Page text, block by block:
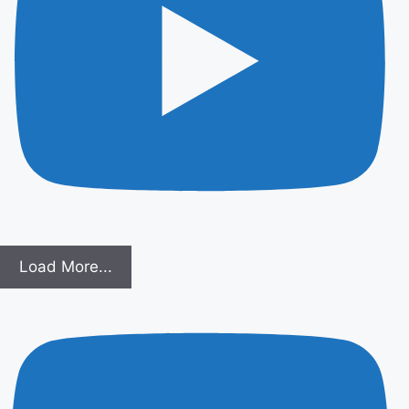
Load More...